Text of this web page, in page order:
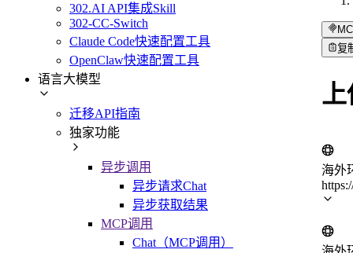
302.AI API集成Skill
302-CC-Switch
Claude Code快速配置工具
OpenClaw快速配置工具
语言大模型
迁移API指南
独家功能
异步调用
异步请求Chat
异步获取结果
MCP调用
Chat（MCP调用）
复
海外